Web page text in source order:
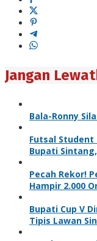
Jangan
Bala-Ronny
Futsal Student
Bupati
Pecah Rekor!
Hampir 2.000
Bupati Cup V
Tipis Lawan